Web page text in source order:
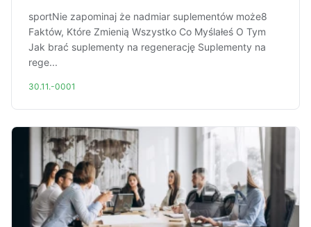
sportNie zapominaj że nadmiar suplementów może8
Faktów, Które Zmienią Wszystko Co Myślałeś O Tym
Jak brać suplementy na regenerację Suplementy na
rege...
30.11.-0001